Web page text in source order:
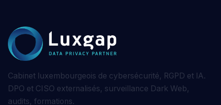
Cabinet luxembourgeois de cybersécurité, RGPD et IA.
DPO et CISO externalisés, surveillance Dark Web,
audits, formations.